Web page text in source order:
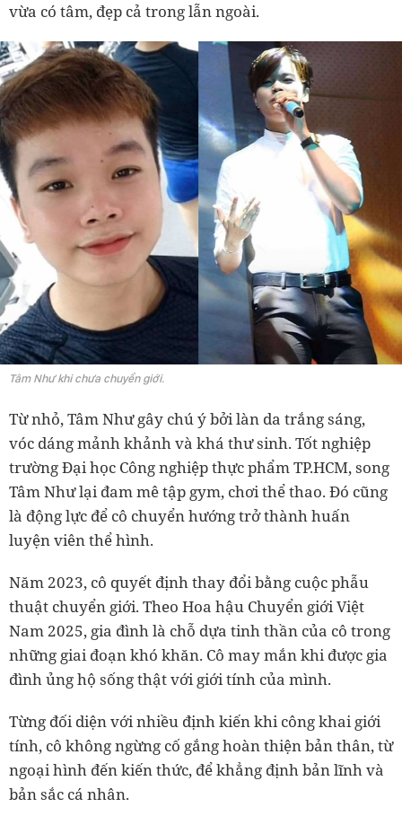
vừa có tâm, đẹp cả trong lẫn ngoài.
Tâm Như khi chưa chuyển giới.
Từ nhỏ, Tâm Như gây chú ý bởi làn da trắng sáng,
vóc dáng mảnh khảnh và khá thư sinh. Tốt nghiệp
trường Đại học Công nghiệp thực phẩm TP.HCM, song
Tâm Như lại đam mê tập gym, chơi thể thao. Đó cũng
là động lực để cô chuyển hướng trở thành huấn
luyện viên thể hình.
Năm 2023, cô quyết định thay đổi bằng cuộc phẫu
thuật chuyển giới. Theo Hoa hậu Chuyển giới Việt
Nam 2025, gia đình là chỗ dựa tinh thần của cô trong
những giai đoạn khó khăn. Cô may mắn khi được gia
đình ủng hộ sống thật với giới tính của mình.
Từng đối diện với nhiều định kiến khi công khai giới
tính, cô không ngừng cố gắng hoàn thiện bản thân, từ
ngoại hình đến kiến thức, để khẳng định bản lĩnh và
bản sắc cá nhân.